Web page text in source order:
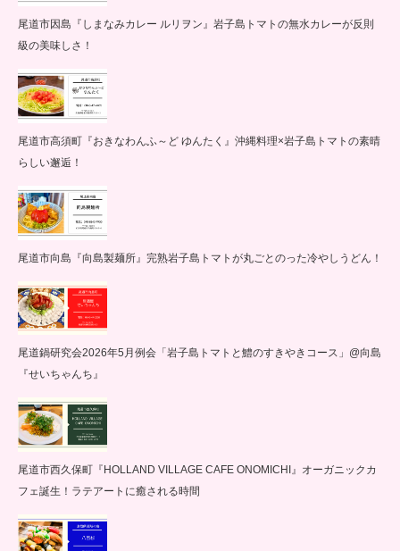
尾道市因島『しまなみカレー ルリヲン』岩子島トマトの無水カレーが反則
級の美味しさ！
尾道市高須町『おきなわんふ～ど ゆんたく』沖縄料理×岩子島トマトの素晴
らしい邂逅！
尾道市向島『向島製麺所』完熟岩子島トマトが丸ごとのった冷やしうどん！
尾道鍋研究会2026年5月例会「岩子島トマトと鱧のすきやきコース」@向島
『せいちゃんち』
尾道市西久保町『HOLLAND VILLAGE CAFE ONOMICHI』オーガニックカ
フェ誕生！ラテアートに癒される時間